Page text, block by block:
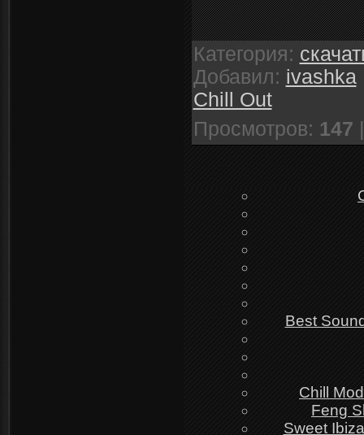
Категория:
Добавил: ivashka
Chill Out
Просмотров: 147
Best
Chill
Feng
Sweet